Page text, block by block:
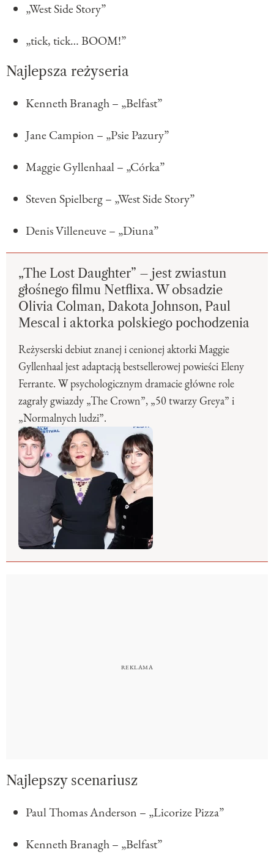
„West Side Story”
„tick, tick… BOOM!”
Najlepsza reżyseria
Kenneth Branagh – „Belfast”
Jane Campion – „Psie Pazury”
Maggie Gyllenhaal – „Córka”
Steven Spielberg – „West Side Story”
Denis Villeneuve – „Diuna”
„The Lost Daughter” – jest zwiastun
głośnego filmu Netflixa. W obsadzie
Olivia Colman, Dakota Johnson, Paul
Mescal i aktorka polskiego pochodzenia
Reżyserski debiut znanej i cenionej aktorki Maggie
Gyllenhaal jest adaptacją bestsellerowej powieści Eleny
Ferrante. W psychologicznym dramacie główne role
zagrały gwiazdy „The Crown”, „50 twarzy Greya” i
„Normalnych ludzi”.
Najlepszy scenariusz
Paul Thomas Anderson – „Licorize Pizza”
Kenneth Branagh – „Belfast”